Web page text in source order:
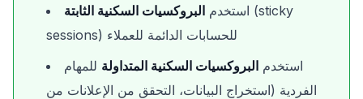
استخدم البروكسيات السكنية الثابتة
(sticky
sessions) للحسابات الدائمة للعملاء
استخدم البروكسيات السكنية المتداولة للمهام
الفردية (استخراج البيانات، التحقق من الإعلانات من